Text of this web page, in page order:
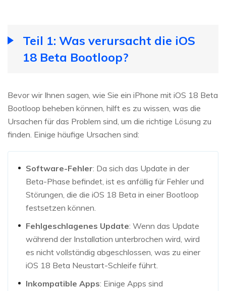
Teil 1: Was verursacht die iOS
18 Beta Bootloop?
Bevor wir Ihnen sagen, wie Sie ein iPhone mit iOS 18 Beta
Bootloop beheben können, hilft es zu wissen, was die
Ursachen für das Problem sind, um die richtige Lösung zu
finden. Einige häufige Ursachen sind:
Software-Fehler: Da sich das Update in der
Beta-Phase befindet, ist es anfällig für Fehler und
Störungen, die die iOS 18 Beta in einer Bootloop
festsetzen können.
Fehlgeschlagenes Update: Wenn das Update
während der Installation unterbrochen wird, wird
es nicht vollständig abgeschlossen, was zu einer
iOS 18 Beta Neustart-Schleife führt.
Inkompatible Apps: Einige Apps sind